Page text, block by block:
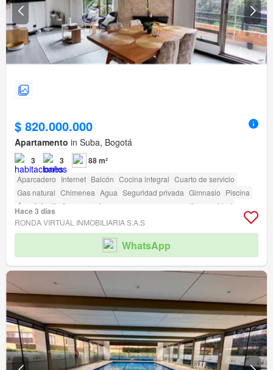
$ 820.000.000
Apartamento in Suba, Bogotá
3 3 88 m²
Aparcadero Internet Balcón Cocina integral Cuarto de servicio
Gas natural Chimenea Agua Seguridad privada Gimnasio Piscina
Área infantil
Ascensor Acceso para personas con discapacidad
Hace 3 días
RONDA VIRTUAL INMOBILIARIA S.A.S
WhatsApp